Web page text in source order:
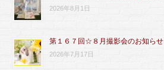
2026年8月1日
第１６７回☆８月撮影会のお知らせ
2026年7月17日